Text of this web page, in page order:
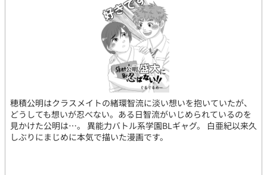
穂積公明はクラスメイトの緒環智流に淡い想いを抱いていたが、
どうしても想いが忍べない。ある日智流がいじめられているのを
見かけた公明は…。 異能力バトル系学園BLギャグ。 白亜紀以来久
しぶりにまじめに本気で描いた漫画です。